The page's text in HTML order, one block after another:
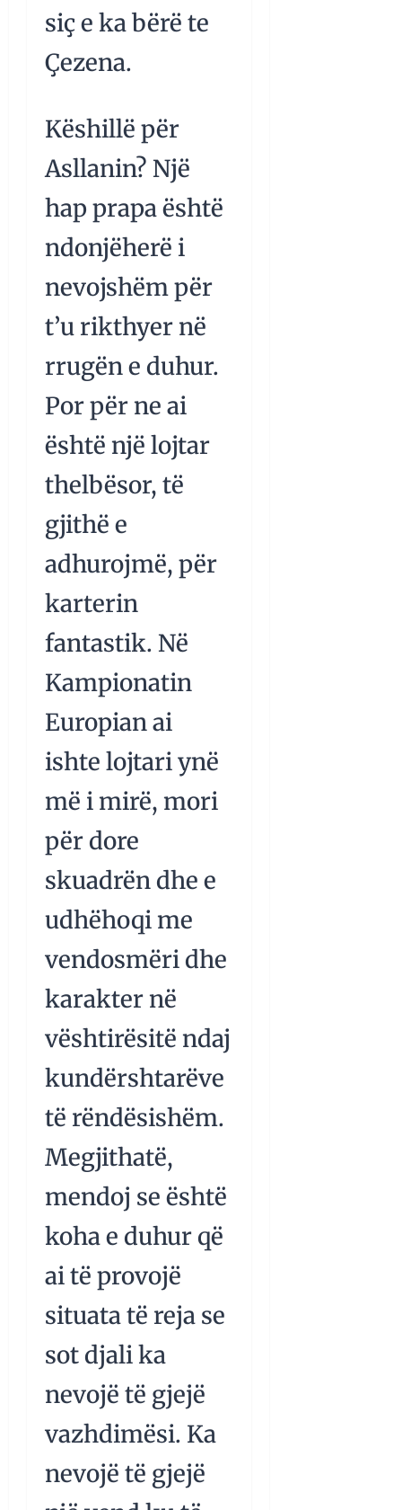
siç e ka bërë te
Çezena.
Këshillë për
Asllanin? Një
hap prapa është
ndonjëherë i
nevojshëm për
t’u rikthyer në
rrugën e duhur.
Por për ne ai
është një lojtar
thelbësor, të
gjithë e
adhurojmë, për
karterin
fantastik. Në
Kampionatin
Europian ai
ishte lojtari ynë
më i mirë, mori
për dore
skuadrën dhe e
udhëhoqi me
vendosmëri dhe
karakter në
vështirësitë ndaj
kundërshtarëve
të rëndësishëm.
Megjithatë,
mendoj se është
koha e duhur që
ai të provojë
situata të reja se
sot djali ka
nevojë të gjejë
vazhdimësi. Ka
nevojë të gjejë